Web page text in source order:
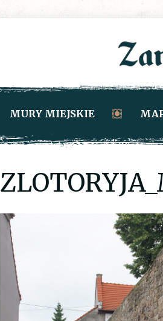
MURY MIEJSKIE